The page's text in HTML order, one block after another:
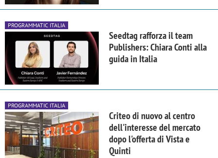
PROGRAMMATIC ITALIA
Seedtag rafforza il team
Publishers: Chiara Conti alla
guida in Italia
PROGRAMMATIC ITALIA
Criteo di nuovo al centro
dell'interesse del mercato
dopo l'offerta di Vista e
Quinti